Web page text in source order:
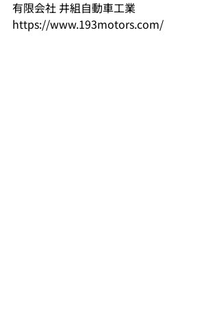
https://www.193motors.com/